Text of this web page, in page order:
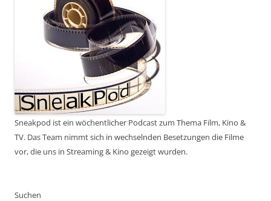
Sneakpod ist ein wöchentlicher Podcast zum Thema Film, Kino &
TV. Das Team nimmt sich in wechselnden Besetzungen die Filme
vor, die uns in Streaming & Kino gezeigt wurden.
Suchen